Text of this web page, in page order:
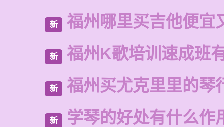
新 福州哪里买吉他便宜
新 福州K歌培训速成班
新 福州买尤克里里的琴
新 学琴的好处有什么作